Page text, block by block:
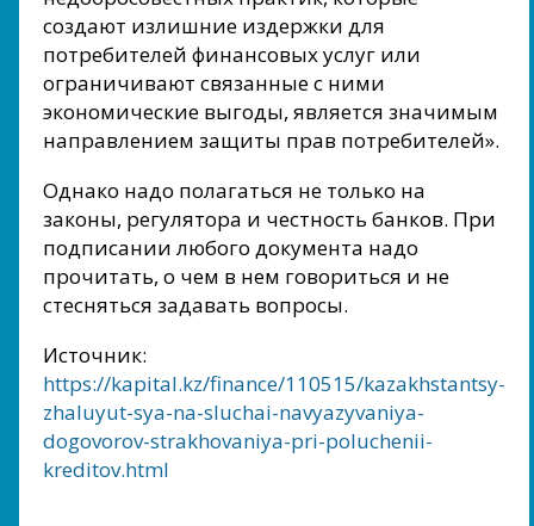
создают излишние издержки для
потребителей финансовых услуг или
ограничивают связанные с ними
экономические выгоды, является значимым
направлением защиты прав потребителей».
Однако надо полагаться не только на
законы, регулятора и честность банков. При
подписании любого документа надо
прочитать, о чем в нем говориться и не
стесняться задавать вопросы.
Источник:
https://kapital.kz/finance/110515/kazakhstantsy-
zhaluyut-sya-na-sluchai-navyazyvaniya-
dogovorov-strakhovaniya-pri-poluchenii-
kreditov.html